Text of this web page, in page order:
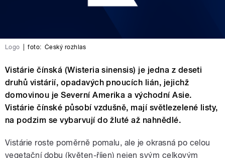
Logo foto: Český rozhlas
Vistárie čínská (Wisteria sinensis) je jedna z deseti
druhů vistárií, opadavých pnoucích lián, jejichž
domovinou je Severní Amerika a východní Asie.
Vistárie čínské působí vzdušně, mají světlezelené listy,
na podzim se vybarvují do žluté až nahnědlé.
Vistárie roste poměrně pomalu, ale je okrasná po celou
vegetační dobu (květen-říjen) nejen svým celkovým